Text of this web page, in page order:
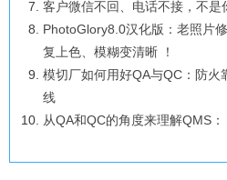
客户微信不回、电话不接，不
PhotoGlory8.0汉化版：老照片
复上色、模糊变清晰 ！
模切厂如何用好QA与QC：防火
线
从QA和QC的角度来理解QMS
AI时代，ERP的规则正在重写